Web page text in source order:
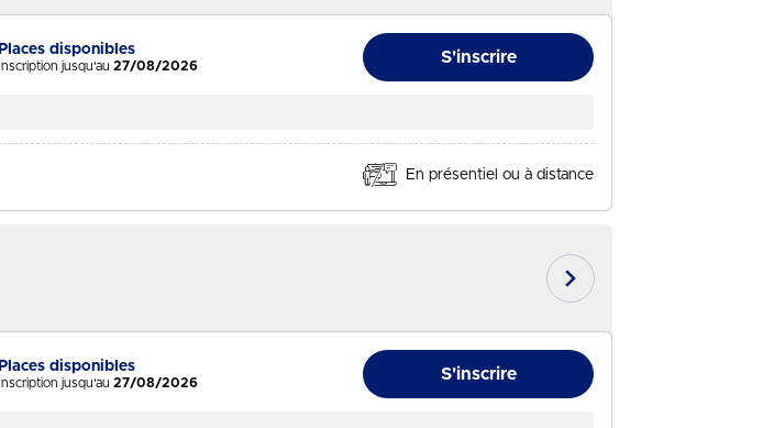
Statut :
Places disponibles
Inscription jusqu'au27/08/2026 S'inscrire
En présentiel ou à distance
En savoir plus
Statut :
Places disponibles
Inscription jusqu'au27/08/2026 S'inscrire